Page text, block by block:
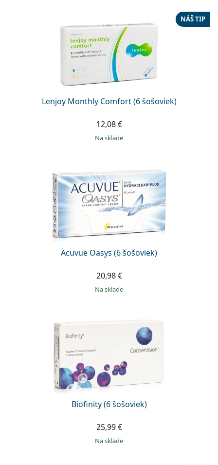
Lenjoy Monthly Comfort (6 šošoviek)
NÁŠ TIP
12,08 €
na sklade
Acuvue Oasys (6 šošoviek)
20,98 €
na sklade
Biofinity (6 šošoviek)
25,99 €
na sklade